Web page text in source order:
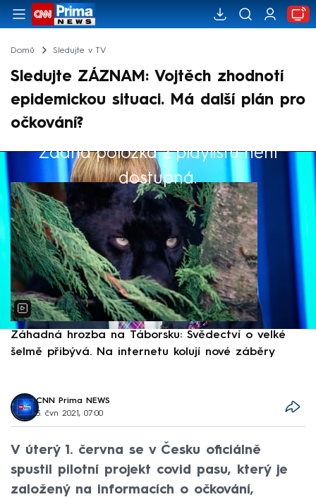
Domů Sledujte v TV
Sledujte ZÁZNAM: Vojtěch zhodnotí
epidemickou situaci. Má další plán pro
očkování?
Žádná položka z playlistu není
dostupná.
Výběr redakce
Záhadná hrozba na Táborsku: Svědectví o velké
šelmě přibývá. Na internetu kolují nové záběry
CNN Prima NEWS
3. čvn 2021, 07:00
V úterý 1. června se v Česku oficiálně
spustil pilotní projekt covid pasu, který je
založený na informacích o očkování,